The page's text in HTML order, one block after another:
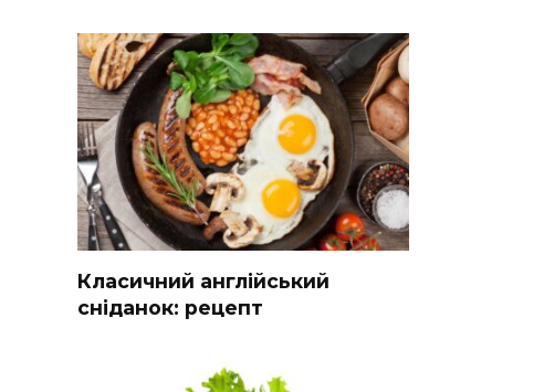
Класичний англійський
сніданок: рецепт